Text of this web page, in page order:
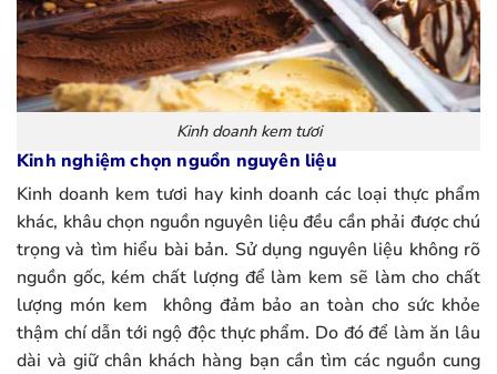
Kinh doanh kem tươi
Kinh nghiệm chọn nguồn nguyên liệu
Kinh doanh kem tươi hay kinh doanh các loại thực phẩm
khác, khâu chọn nguồn nguyên liệu đều cần phải được chú
trọng và tìm hiểu bài bản. Sử dụng nguyên liệu không rõ
nguồn gốc, kém chất lượng để làm kem sẽ làm cho chất
lượng món kem không đảm bảo an toàn cho sức khỏe
thậm chí dẫn tới ngộ độc thực phẩm. Do đó để làm ăn lâu
dài và giữ chân khách hàng bạn cần tìm các nguồn cung